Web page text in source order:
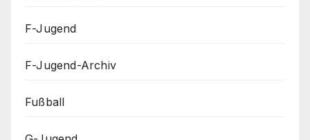
F-Jugend
F-Jugend-Archiv
Fußball